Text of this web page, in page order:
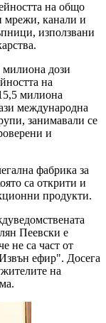
на общо
мрежи, канали и
използвани
милиона дози
на
милиона
международна
занимавали се
и
фабрика за
са открити и
продукти.
Пеевски е
не са част от
ефир". Досега
на